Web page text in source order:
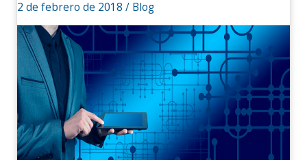
2 de febrero de 2018 / Blog
actuar